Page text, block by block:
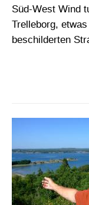
Süd-West Wind
Trelleborg,
beschilderten